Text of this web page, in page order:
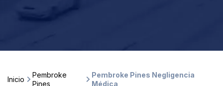
Inicio
Pembroke
Pines
Pembroke Pines Negligencia
Médica